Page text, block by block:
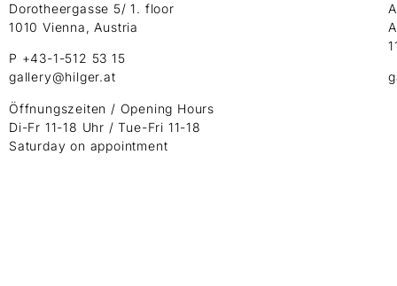
Dorotheergasse 5/ 1. floor
1010 Vienna, Austria
P +43-1-512 53 15
gallery@hilger.at
Öffnungszeiten / Opening Hours
Di-Fr 11-18 Uhr / Tue-Fri 11-18
Saturday on appointment